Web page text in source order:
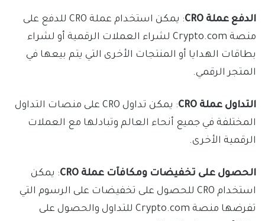
الدفع عملة CRO
: يمكن استخدام عملة CRO للدفع على
منصة Crypto.com لشراء العملات الرقمية أو لشراء
بطاقات الهدايا أو المنتجات الأخرى التي يتم بيعها في
المتجر الرقمي.
التداول عملة CRO
: يمكن تداول CRO على منصات التداول
المختلفة في جميع أنحاء العالم وتبادلها مع العملات
الرقمية الأخرى.
الحصول على تخفيضات ومكافآت عملة CRO
: يمكن
استخدام CRO للحصول على تخفيضات على الرسوم التي
تفرضها منصة Crypto.com للتداول والحصول على